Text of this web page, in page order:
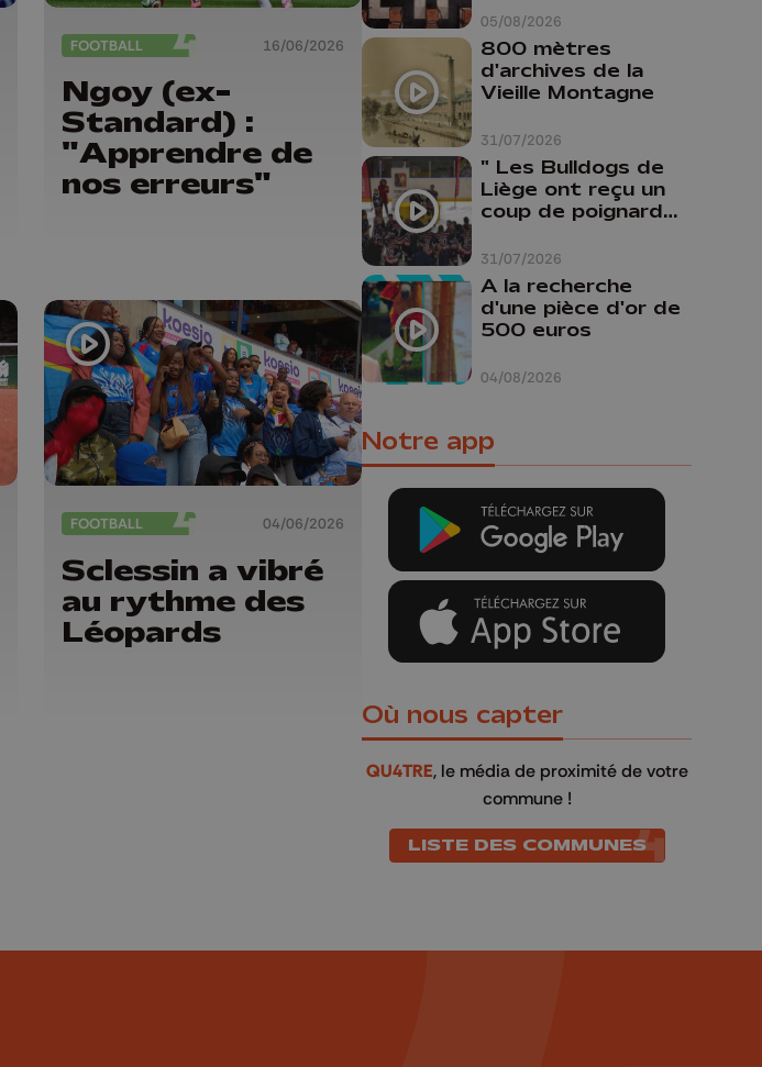
FOOTBALL 16/06/2026
Ngoy (ex-
Standard) :
"Apprendre de
nos erreurs"
FOOTBALL 04/06/2026
Sclessin a vibré
au rythme des
Léopards
05/08/2026
Liège
31/07/2026
800 mètres
d'archives de la
Vieille Montagne
31/07/2026
" Les Bulldogs de
Liège ont reçu un
coup de poignard
04/08/2026
A la recherche
d'une pièce d'or de
500 euros
Notre app
Où nous capter
QU4TRE, le média de proximité de votre
commune !
LISTE DES COMMUNES